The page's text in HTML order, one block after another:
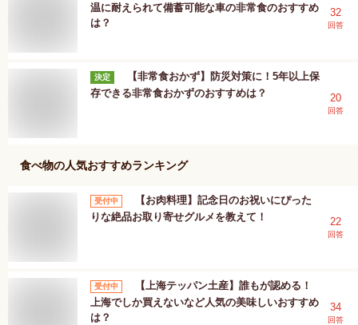
温に耐えられて備蓄可能な車の非常食のおすすめ
は？
32
回答
決定
【非常食おかず】防災対策に！5年以上保
存できる非常食おかずのおすすめは？
20
回答
食べ物の人気おすすめランキング
受付中
【お肉料理】記念日のお祝いにぴった
りな絶品お取り寄せグルメを教えて！
22
回答
受付中
【上海テッパン土産】誰もが認める！
上海でしか買えないなど人気の美味しいおすすめ
は？
34
回答